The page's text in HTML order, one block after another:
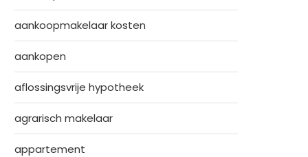
aankoopmakelaar kosten
aankopen
aflossingsvrije hypotheek
agrarisch makelaar
appartement